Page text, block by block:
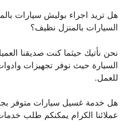
هل تريد اجراء بوليش سيارات
السيارات بالمنزل نظيف؟
نحن نأتيك حيثما كنت صديقنا
السيارة حيث نوفر تجهيزات
للعمل.
هل خدمة غسيل سيارات متوفر
عملائنا الكرام يمكنكم طلب